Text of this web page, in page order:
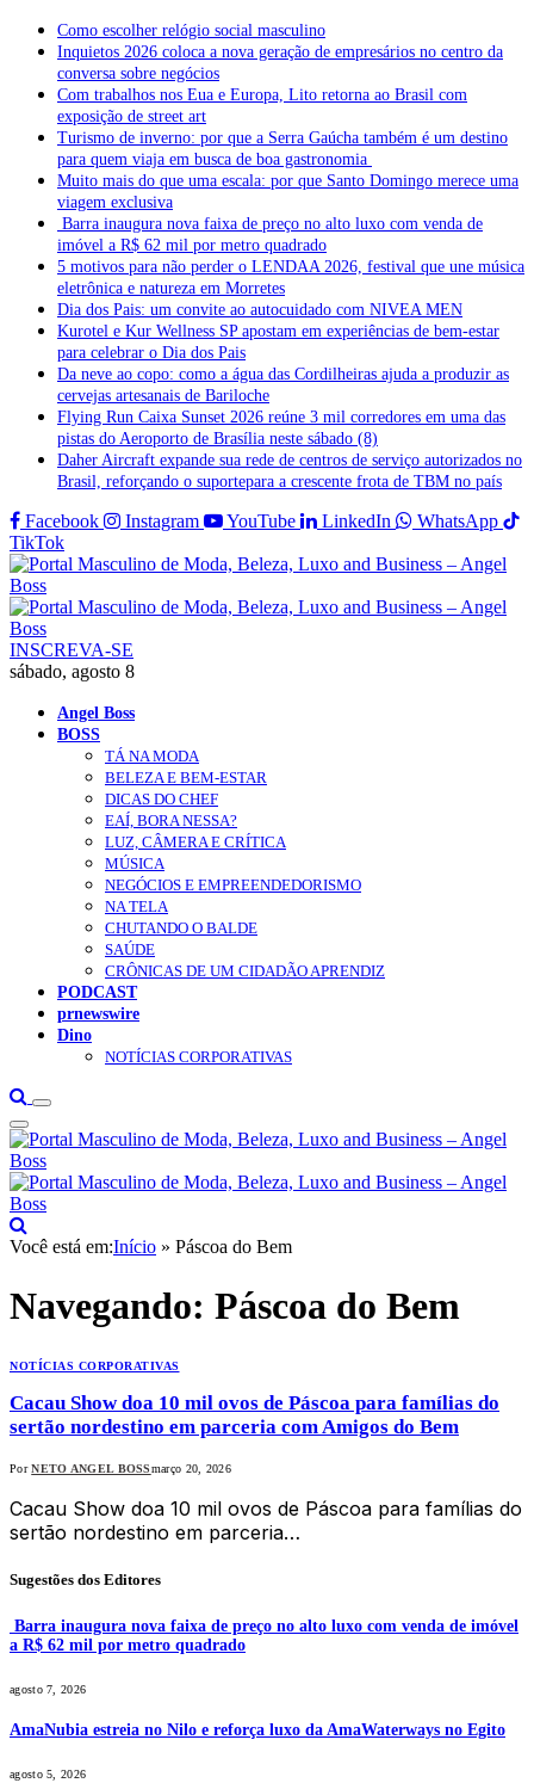
Como escolher relógio social masculino
Inquietos 2026 coloca a nova geração de empresários no centro da
conversa sobre negócios
Com trabalhos nos Eua e Europa, Lito retorna ao Brasil com
exposição de street art
Turismo de inverno: por que a Serra Gaúcha também é um destino
para quem viaja em busca de boa gastronomia
Muito mais do que uma escala: por que Santo Domingo merece uma
viagem exclusiva
Barra inaugura nova faixa de preço no alto luxo com venda de
imóvel a R$ 62 mil por metro quadrado
5 motivos para não perder o LENDAA 2026, festival que une música
eletrônica e natureza em Morretes
Dia dos Pais: um convite ao autocuidado com NIVEA MEN
Kurotel e Kur Wellness SP apostam em experiências de bem-estar
para celebrar o Dia dos Pais
Da neve ao copo: como a água das Cordilheiras ajuda a produzir as
cervejas artesanais de Bariloche
Flying Run Caixa Sunset 2026 reúne 3 mil corredores em uma das
pistas do Aeroporto de Brasília neste sábado (8)
Daher Aircraft expande sua rede de centros de serviço autorizados no
Brasil, reforçando o suportepara a crescente frota de TBM no país
Facebook Instagram YouTube LinkedIn
WhatsApp
TikTok
INSCREVA-SE
sábado, agosto 8
Angel Boss
BOSS
TÁ NA MODA
BELEZA E BEM-ESTAR
DICAS DO CHEF
EAÍ, BORA NESSA?
LUZ, CÂMERA E CRÍTICA
MÚSICA
NEGÓCIOS E EMPREENDEDORISMO
NA TELA
CHUTANDO O BALDE
SAÚDE
CRÔNICAS DE UM CIDADÃO APRENDIZ
PODCAST
prnewswire
Dino
NOTÍCIAS CORPORATIVAS
Você está em:Início » Páscoa do Bem
Navegando: Páscoa do Bem
NOTÍCIAS CORPORATIVAS
Cacau Show doa 10 mil ovos de Páscoa para famílias do
sertão nordestino em parceria com Amigos do Bem
Por NETO ANGEL BOSSmarço 20, 2026
Cacau Show doa 10 mil ovos de Páscoa para famílias do
sertão nordestino em parceria…
Sugestões dos Editores
Barra inaugura nova faixa de preço no alto luxo com venda de imóvel
a R$ 62 mil por metro quadrado
agosto 7, 2026
AmaNubia estreia no Nilo e reforça luxo da AmaWaterways no Egito
agosto 5, 2026